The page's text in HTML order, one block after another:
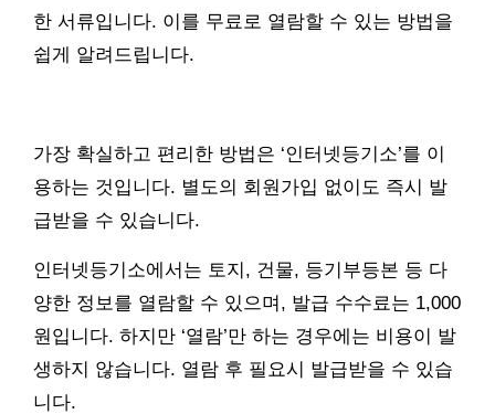
한 서류입니다. 이를 무료로 열람할 수 있는 방법을
쉽게 알려드립니다.
가장 확실하고 편리한 방법은 ‘인터넷등기소’를 이
용하는 것입니다. 별도의 회원가입 없이도 즉시 발
급받을 수 있습니다.
인터넷등기소에서는 토지, 건물, 등기부등본 등 다
양한 정보를 열람할 수 있으며, 발급 수수료는 1,000
원입니다. 하지만 ‘열람’만 하는 경우에는 비용이 발
생하지 않습니다. 열람 후 필요시 발급받을 수 있습
니다.